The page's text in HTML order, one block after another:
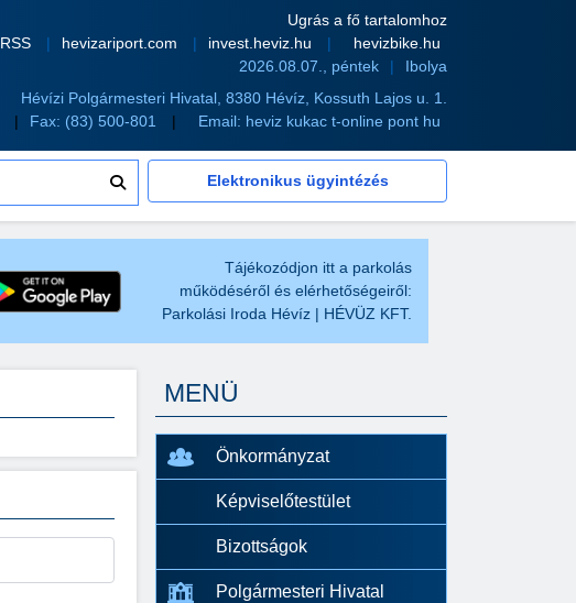
Ugrás a fő tartalomhoz
RSS
hevizariport.com invest.heviz.hu
hevizbike.hu
2026.08.07., péntek
Ibolya
Hévízi Polgármesteri Hivatal, 8380 Hévíz, Kossuth Lajos u. 1.
Fax: (83) 500-801 Email: heviz kukac t-online pont hu
Elektronikus ügyintézés
Tájékozódjon itt a parkolás
működéséről és elérhetőségeiről:
Parkolási Iroda Hévíz | HÉVÜZ KFT.
MENÜ
Önkormányzat
Képviselőtestület
Bizottságok
Polgármesteri Hivatal